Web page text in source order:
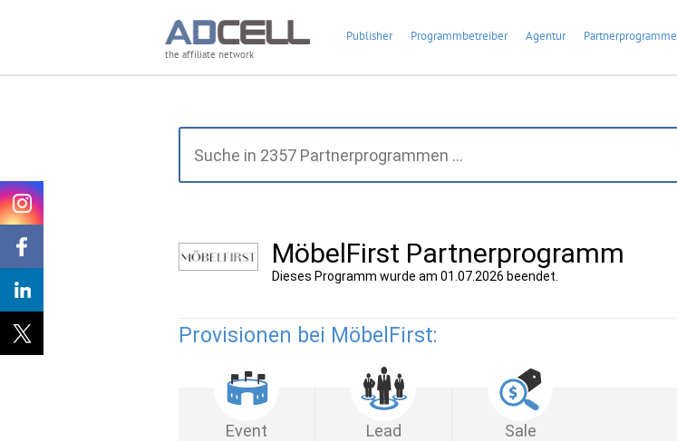
the affiliate network
Publisher Programmbetreiber Agentur Partnerprogramme
MöbelFirst Partnerprogramm
Dieses Programm wurde am 01.07.2026 beendet.
Provisionen bei MöbelFirst:
Event Lead Sale